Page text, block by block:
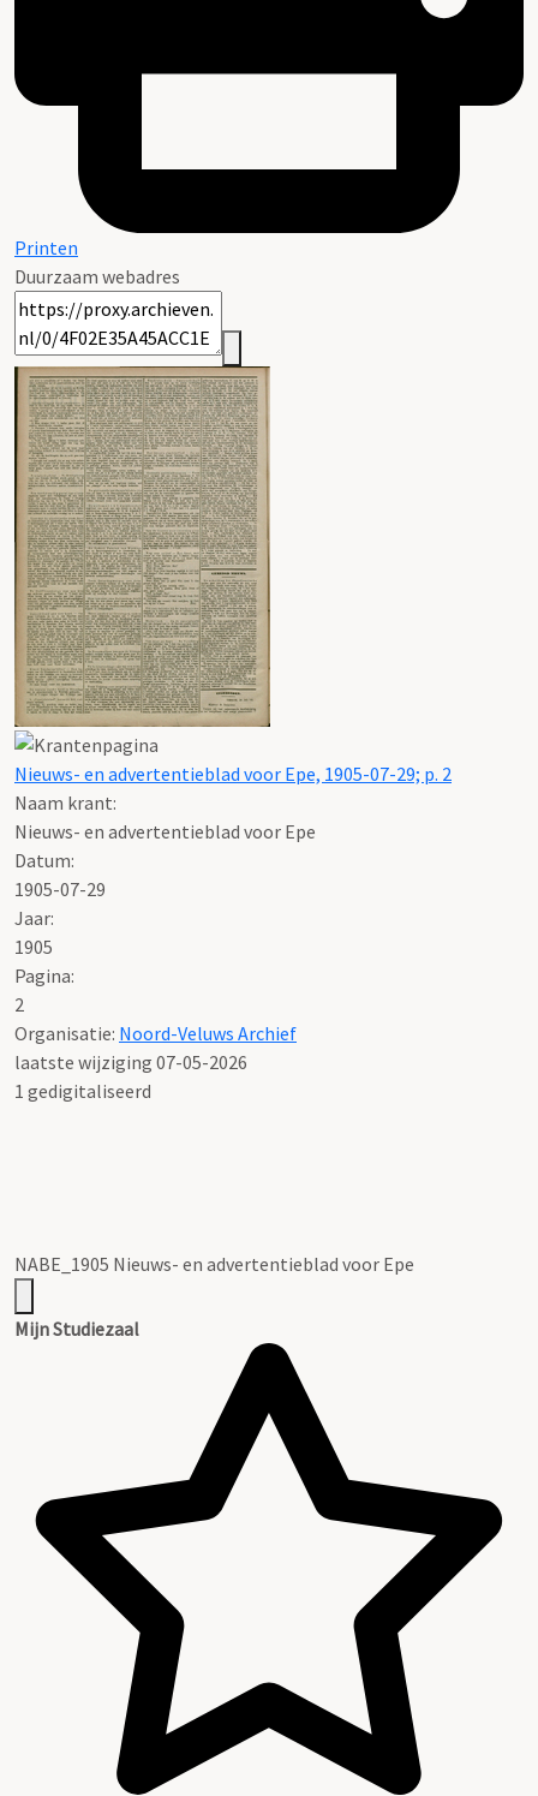
Printen
Duurzaam webadres
Nieuws- en advertentieblad voor Epe, 1905-07-29; p. 2
Naam krant:
Nieuws- en advertentieblad voor Epe
Datum:
1905-07-29
Jaar:
1905
Pagina:
2
Organisatie: Noord-Veluws Archief
laatste wijziging 07-05-2026
1 gedigitaliseerd
NABE_1905 Nieuws- en advertentieblad voor Epe
Mijn Studiezaal